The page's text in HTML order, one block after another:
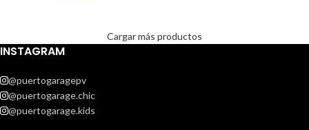
Cargar más productos
INSTAGRAM
@puertogaragepv
@puertogarage.chic
@puertogarage.kids